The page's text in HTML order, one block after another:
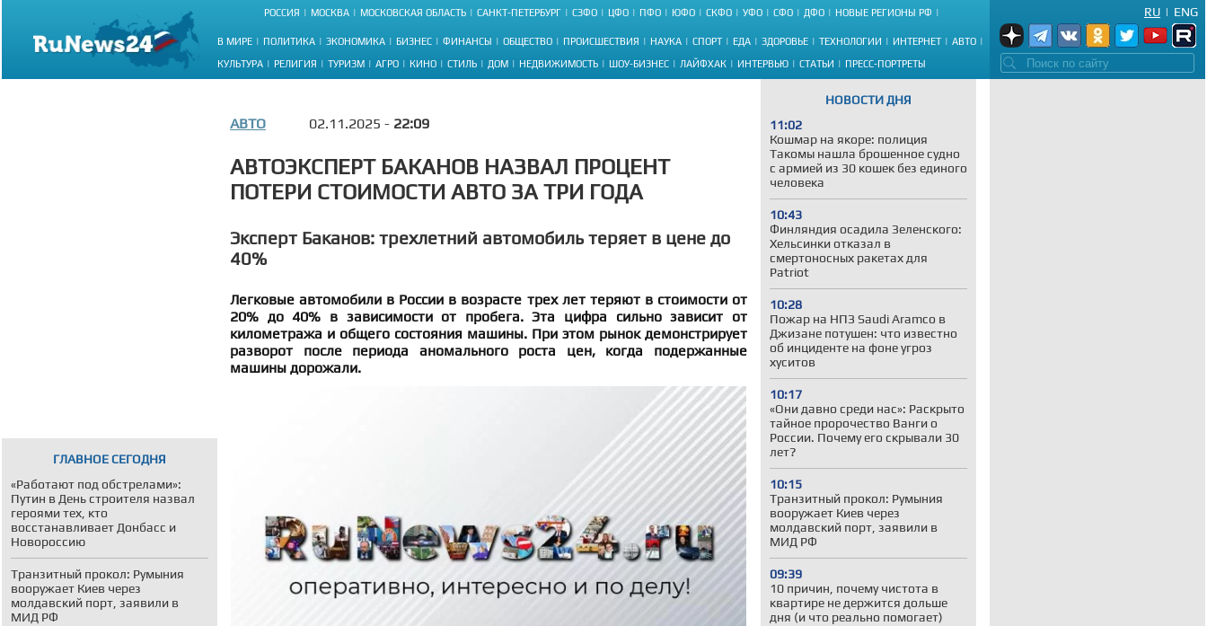
РОССИЯ МОСКВА МОСКОВСКАЯ ОБЛАСТЬ САНКТ-ПЕТЕРБУРГ СЗФО ЦФО ПФО ЮФО СКФО УФО СФО ДФО НОВЫЕ РЕГИОНЫ РФ
В МИРЕ ПОЛИТИКА ЭКОНОМИКА БИЗНЕС ФИНАНСЫ ОБЩЕСТВО ПРОИСШЕСТВИЯ НАУКА СПОРТ ЕДА ЗДОРОВЬЕ ТЕХНОЛОГИИ ИНТЕРНЕТ АВТО
КУЛЬТУРА РЕЛИГИЯ ТУРИЗМ АГРО КИНО СТИЛЬ ДОМ НЕДВИЖИМОСТЬ ШОУ-БИЗНЕС ЛАЙФХАК ИНТЕРВЬЮ СТАТЬИ ПРЕСС-ПОРТРЕТЫ
ENG
|
RU
ГЛАВНОЕ СЕГОДНЯ
«Работают под обстрелами»:
Путин в День строителя назвал
героями тех, кто
восстанавливает Донбасс и
Новороссию
Транзитный прокол: Румыния
вооружает Киев через
молдавский порт, заявили в
МИД РФ
НОВОСТИ ДНЯ
11:02
Кошмар на якоре: полиция
Такомы нашла брошенное судно
с армией из 30 кошек без единого
человека
10:43
Финляндия осадила Зеленского:
Хельсинки отказал в
смертоносных ракетах для
Patriot
10:28
Пожар на НПЗ Saudi Aramco в
Джизане потушен: что известно
об инциденте на фоне угроз
хуситов
10:17
«Они давно среди нас»: Раскрыто
тайное пророчество Ванги о
России. Почему его скрывали 30
лет?
10:15
Транзитный прокол: Румыния
вооружает Киев через
молдавский порт, заявили в
МИД РФ
09:39
10 причин, почему чистота в
квартире не держится дольше
дня (и что реально помогает)
АВТО 02.11.2025 - 22:09
АВТОЭКСПЕРТ БАКАНОВ НАЗВАЛ ПРОЦЕНТ
ПОТЕРИ СТОИМОСТИ АВТО ЗА ТРИ ГОДА
Эксперт Баканов: трехлетний автомобиль теряет в цене до
40%
Легковые автомобили в России в возрасте трех лет теряют в стоимости от
20% до 40% в зависимости от пробега. Эта цифра сильно зависит от
километража и общего состояния машины. При этом рынок демонстрирует
разворот после периода аномального роста цен, когда подержанные
машины дорожали.